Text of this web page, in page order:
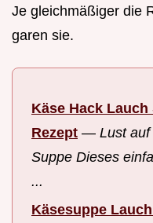
Je gleichmäßiger die
garen sie.
Käse Hack
Rezept — Lust
Suppe Dieses
...
Käsesuppe